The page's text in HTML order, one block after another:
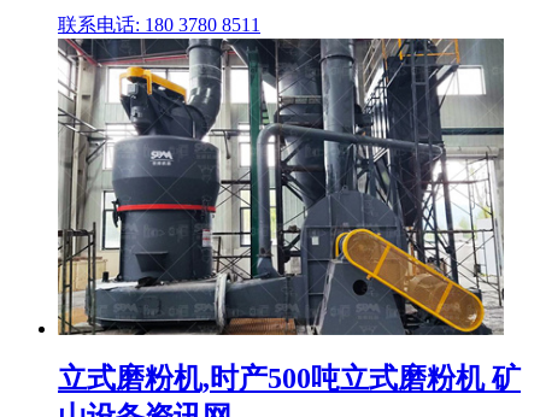
联系电话: 180 3780 8511
立式磨粉机,时产500吨立式磨粉机 矿